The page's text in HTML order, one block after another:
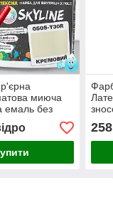
миюча
емаль без
і стель
10 л
258